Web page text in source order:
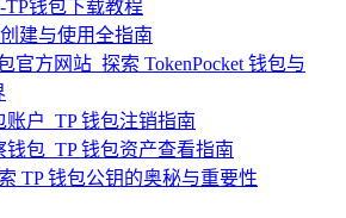
TP钱包下载教程
建与使用全指南
官方网站_探索 TokenPocket 钱包与
账户_TP 钱包注销指南
钱包_TP 钱包资产查看指南
TP 钱包公钥的奥秘与重要性